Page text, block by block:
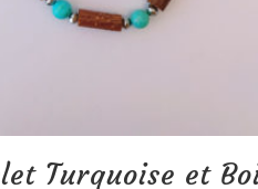
Turquoise et